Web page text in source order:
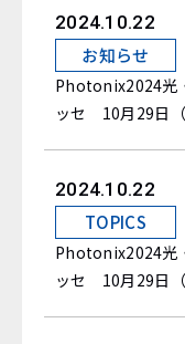
2024.10.22
お知らせ
Photonix2024光
ッセ 10月29日（
2024.10.22
TOPICS
Photonix2024光
ッセ 10月29日（